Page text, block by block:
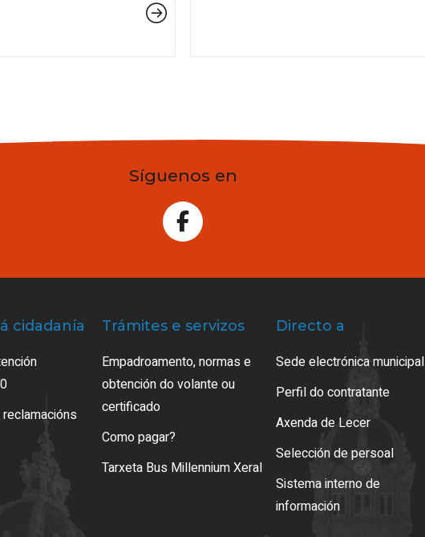
Síguenos en
cidadanía Trámites e servizos
Empadroamento, normas e
obtención do volante ou
certificado
Como pagar?
Tarxeta Bus Millennium Xeral
Directo a
Sede electrónica municipal
Perfil do contratante
Axenda de Lecer
Selección de persoal
Sistema interno de
información